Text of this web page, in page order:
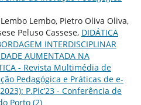
Lembo, Pietro Oliva Oliva,
Peluso Cassese, DIDÁTICA
INTERDISCIPLINAR
AUMENTADA NA
- Revista Multimédia de
Pedagógica e Práticas de e-
P.Pic’23 - Conferência de
Porto (2)